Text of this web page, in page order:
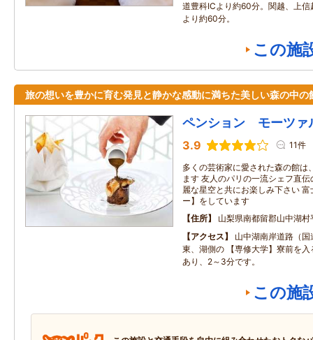
道豊科ICより約60分。関越、上信
より約60分。
この施
旅の想いを豊かに育む発見と静かな感動に満ちた美しい森の中の
ペンション モーツァ
3.9 11件
多くの芸術家に愛された森の館は
ます 友人のパリの一流シェフ直
麗な星空と共にお楽しみ下さい
ー】をしています
住所
山梨県南都留郡山中湖
アクセス
山中湖南岸道路（
東、湖側の 【専修大学】寮前を
あり、2～3分です。
この施